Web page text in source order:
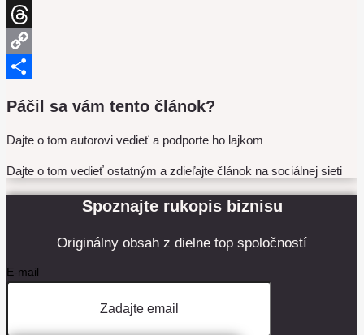
X
Threads
Copy
Páčil sa vám tento článok?
Dajte o tom autorovi vedieť a podporte ho lajkom
Dajte o tom vedieť ostatným a zdieľajte článok na sociálnej sieti
Spoznajte rukopis biznisu
Originálny obsah z dielne top spoločností
E-mail